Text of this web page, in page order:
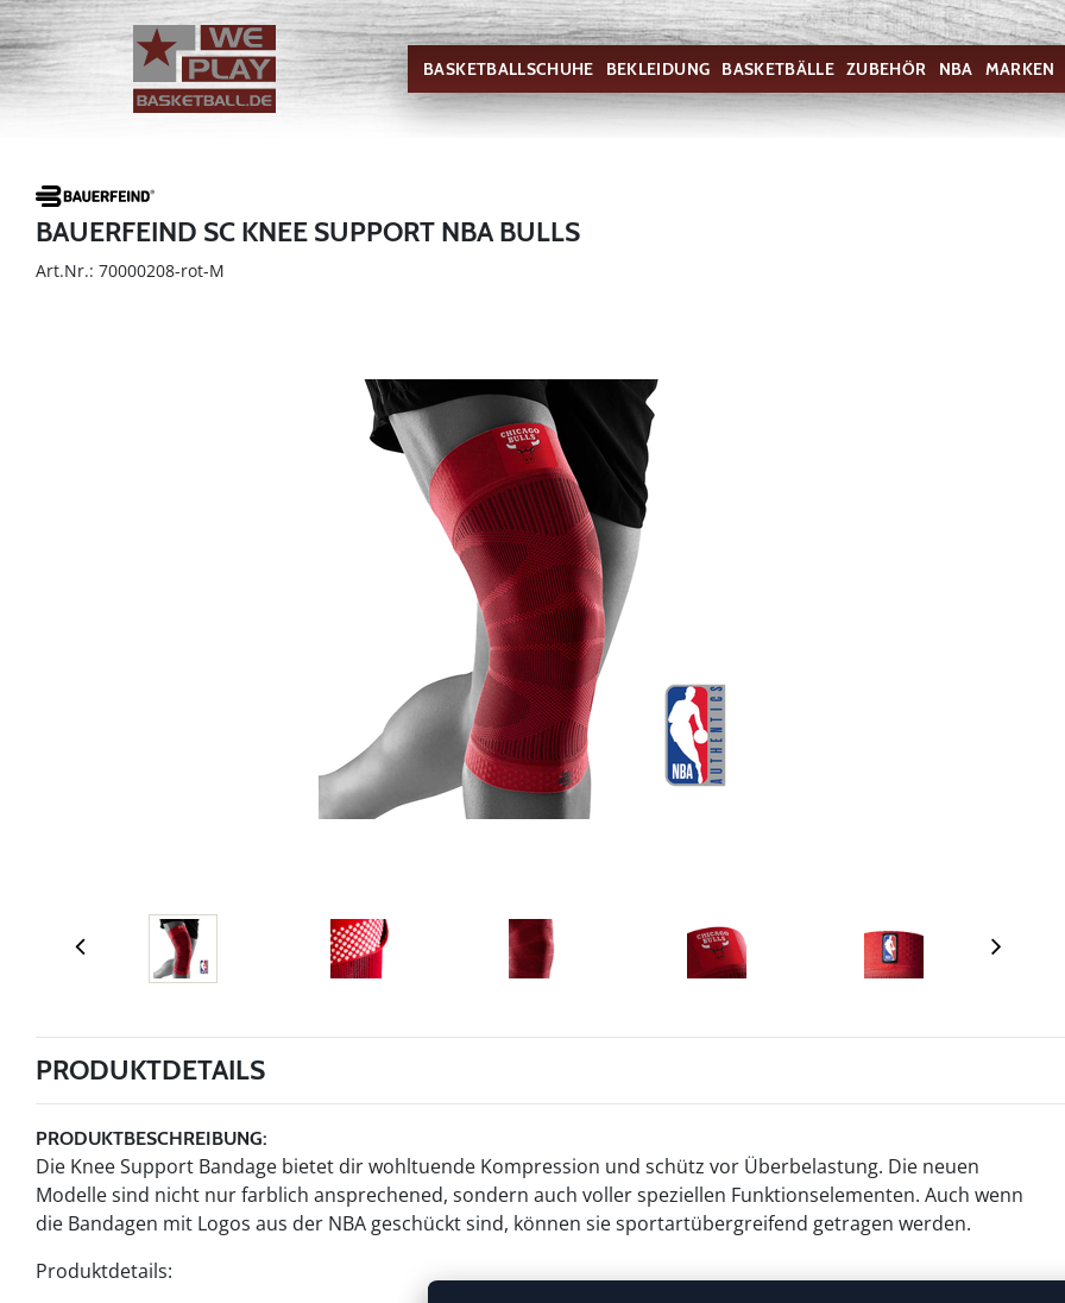
BASKETBALLSCHUHE BEKLEIDUNG BASKETBÄLLE ZUBEHÖR NBA MARKEN
BAUERFEIND SC KNEE SUPPORT NBA BULLS
Art.Nr.: 70000208-rot-M
PRODUKTDETAILS
PRODUKTBESCHREIBUNG:
Die Knee Support Bandage bietet dir wohltuende Kompression und schütz vor Überbelastung. Die neuen
Modelle sind nicht nur farblich ansprechened, sondern auch voller speziellen Funktionselementen. Auch wenn
die Bandagen mit Logos aus der NBA geschückt sind, können sie sportartübergreifend getragen werden.
Produktdetails: